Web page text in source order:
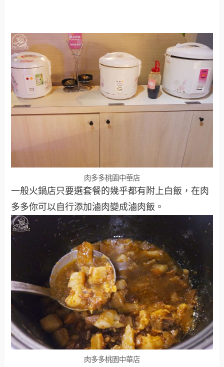
肉多多桃園中華店
一般火鍋店只要選套餐的幾乎都有附上白飯，在肉
多多你可以自行添加滷肉變成滷肉飯。
肉多多桃園中華店